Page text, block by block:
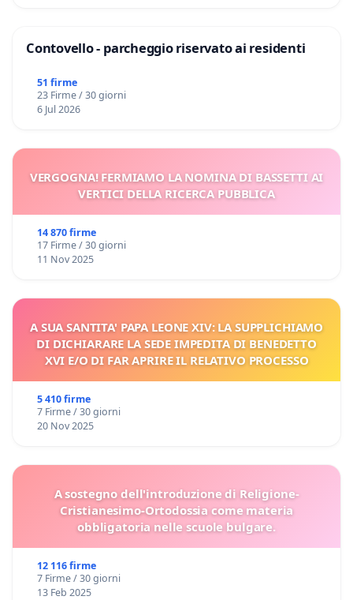
Contovello - parcheggio riservato ai residenti
51 firme
23 Firme / 30 giorni
6 Jul 2026
VERGOGNA! FERMIAMO LA NOMINA DI BASSETTI AI
VERTICI DELLA RICERCA PUBBLICA
14 870 firme
17 Firme / 30 giorni
11 Nov 2025
A SUA SANTITA' PAPA LEONE XIV: LA SUPPLICHIAMO
DI DICHIARARE LA SEDE IMPEDITA DI BENEDETTO
XVI E/O DI FAR APRIRE IL RELATIVO PROCESSO
5 410 firme
7 Firme / 30 giorni
20 Nov 2025
A sostegno dell'introduzione di Religione-
Cristianesimo-Ortodossia come materia
obbligatoria nelle scuole bulgare.
12 116 firme
7 Firme / 30 giorni
13 Feb 2025